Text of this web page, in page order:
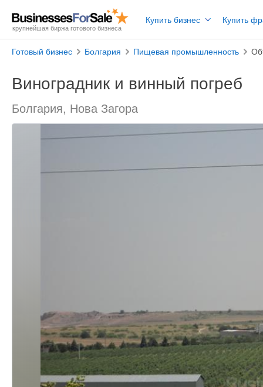
крупнейшая биржа готового бизнеса
Купить бизнес Купить
Готовый бизнес Болгария Пищевая промышленность
Виноградник и винный погреб
Болгария, Нова Загора